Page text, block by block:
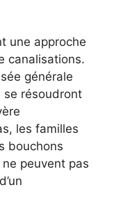
une approche
canalisations.
générale
se résoudront
les familles
bouchons
peuvent pas